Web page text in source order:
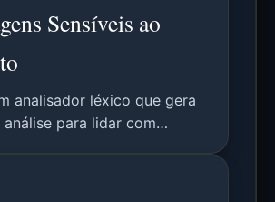
Sensíveis ao
analisador léxico que gera
para lidar com
com parsers.